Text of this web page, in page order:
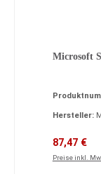
Microsoft
Hersteller:
87,47 €
Preise inkl.